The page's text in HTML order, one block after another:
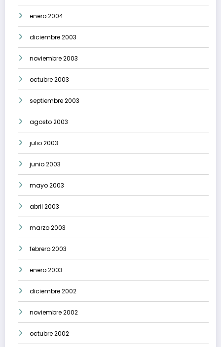
enero 2004
diciembre 2003
noviembre 2003
octubre 2003
septiembre 2003
agosto 2003
julio 2003
junio 2003
mayo 2003
abril 2003
marzo 2003
febrero 2003
enero 2003
diciembre 2002
noviembre 2002
octubre 2002